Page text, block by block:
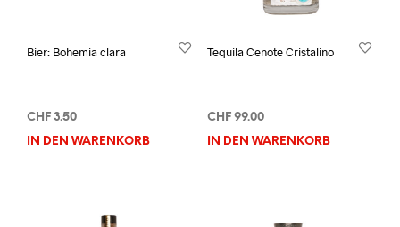
Bier: Bohemia clara
CHF 3.50
IN DEN WARENKORB
Tequila Cenote Cristalino
CHF99.00
IN DEN WARENKORB